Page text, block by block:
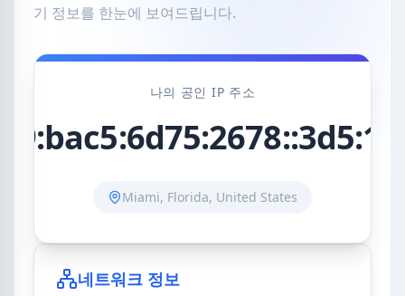
기 정보를 한눈에 보여드립니다.
나의 공인 IP 주소
Miami, Florida, United States
네트워크 정보